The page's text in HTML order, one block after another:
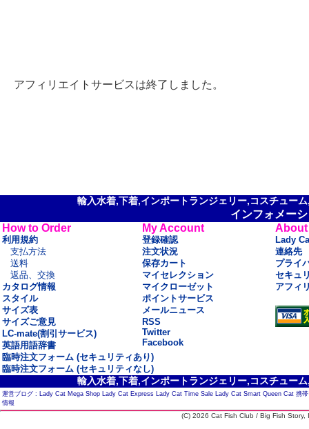
アフィリエイトサービスは終了しました。
輸入水着,下着,インポートランジェリー,コスチュー
インフォメー
How to Order
利用規約
支払方法
送料
返品、交換
カタログ情報
スタイル
サイズ表
サイズご意見
LC-mate(割引サービス)
英語用語辞書
My Account
登録確認
注文状況
保存カート
マイセレクション
マイクローゼット
ポイントサービス
メールニュース
RSS
Twitter
Facebook
About
Lady
連絡先
プライ
セキュ
アフィ
臨時注文フォーム (セキュリティあり)
臨時注文フォーム (セキュリティなし)
輸入水着,下着,インポートランジェリー,コスチュー
運営ブログ : Lady Cat Mega Shop Lady Cat Express Lady Cat Time Sale Lady Cat Smart Queen Cat 携
情報
(C) 2026 Cat Fish Club / Big Fish Story,